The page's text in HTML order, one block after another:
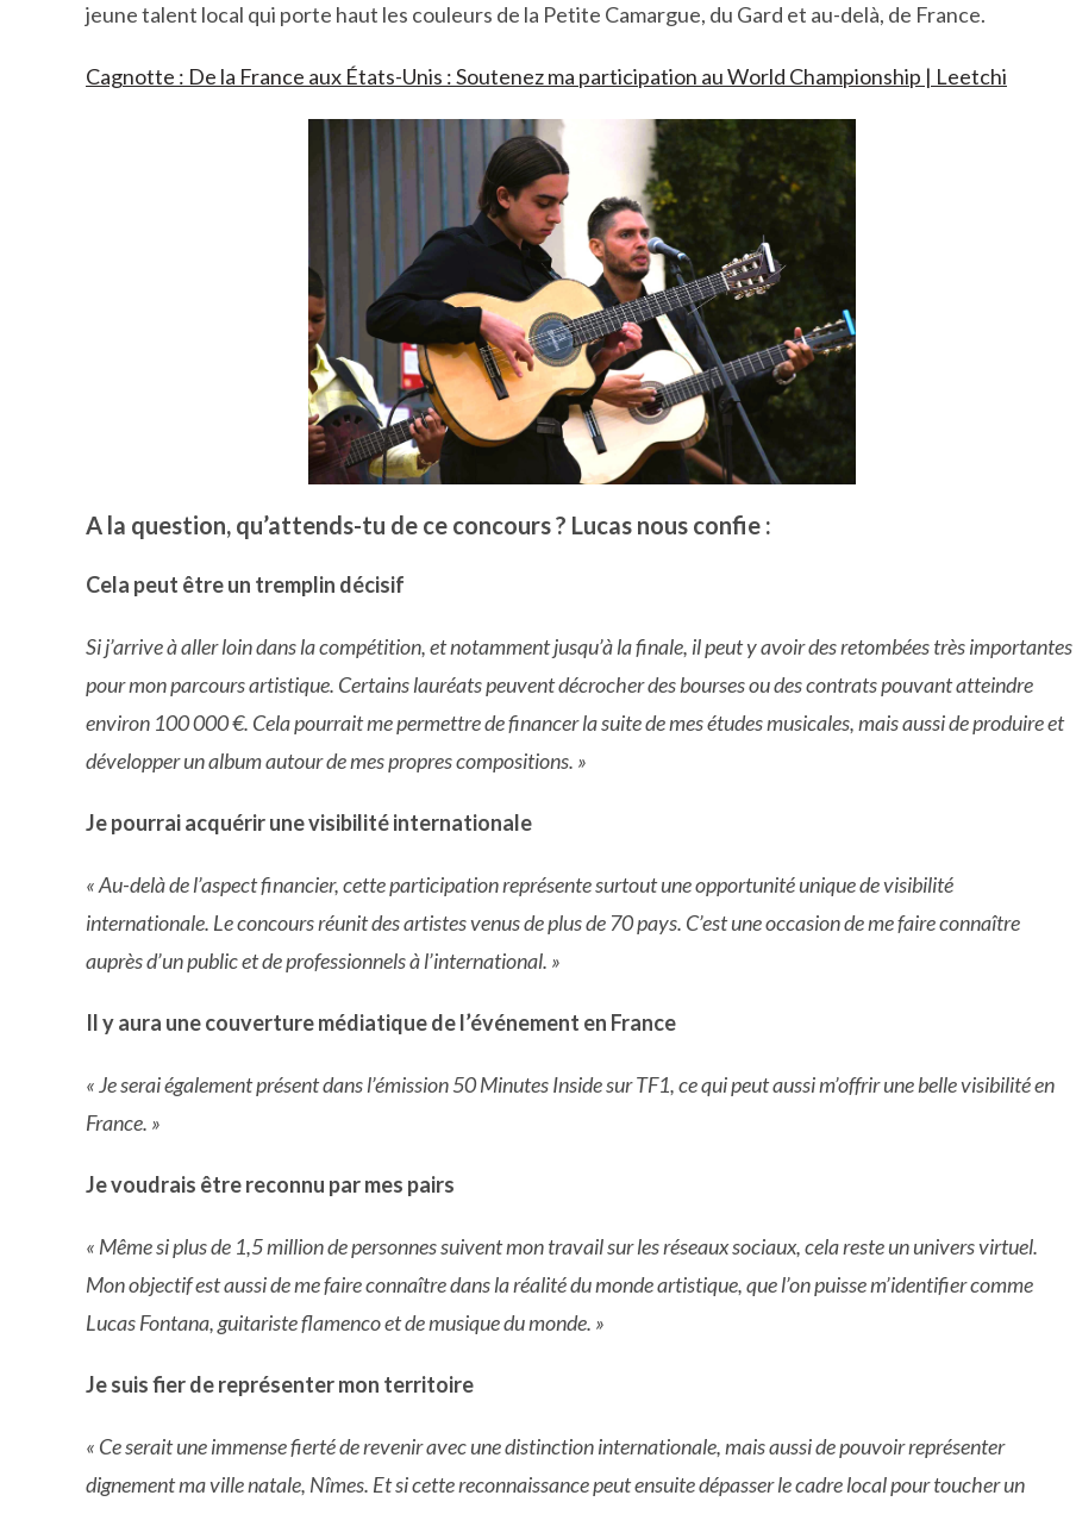
jeune talent local qui porte haut les couleurs de la Petite Camargue, du Gard et au-delà, de France.
Cagnotte : De la France aux États-Unis : Soutenez ma participation au World Championship | Leetchi
A la question, qu’attends-tu de ce concours ? Lucas nous confie :
Cela peut être un tremplin décisif
Si j’arrive à aller loin dans la compétition, et notamment jusqu’à la finale, il peut y avoir des retombées très importantes
pour mon parcours artistique. Certains lauréats peuvent décrocher des bourses ou des contrats pouvant atteindre
environ 100 000 €. Cela pourrait me permettre de financer la suite de mes études musicales, mais aussi de produire et
développer un album autour de mes propres compositions. »
Je pourrai acquérir une visibilité internationale
« Au-delà de l’aspect financier, cette participation représente surtout une opportunité unique de visibilité
internationale. Le concours réunit des artistes venus de plus de 70 pays. C’est une occasion de me faire connaître
auprès d’un public et de professionnels à l’international. »
Il y aura une couverture médiatique de l’événement en France
« Je serai également présent dans l’émission 50 Minutes Inside sur TF1, ce qui peut aussi m’offrir une belle visibilité en
France. »
Je voudrais être reconnu par mes pairs
« Même si plus de 1,5 million de personnes suivent mon travail sur les réseaux sociaux, cela reste un univers virtuel.
Mon objectif est aussi de me faire connaître dans la réalité du monde artistique, que l’on puisse m’identifier comme
Lucas Fontana, guitariste flamenco et de musique du monde. »
Je suis fier de représenter mon territoire
« Ce serait une immense fierté de revenir avec une distinction internationale, mais aussi de pouvoir représenter
dignement ma ville natale, Nîmes. Et si cette reconnaissance peut ensuite dépasser le cadre local pour toucher un